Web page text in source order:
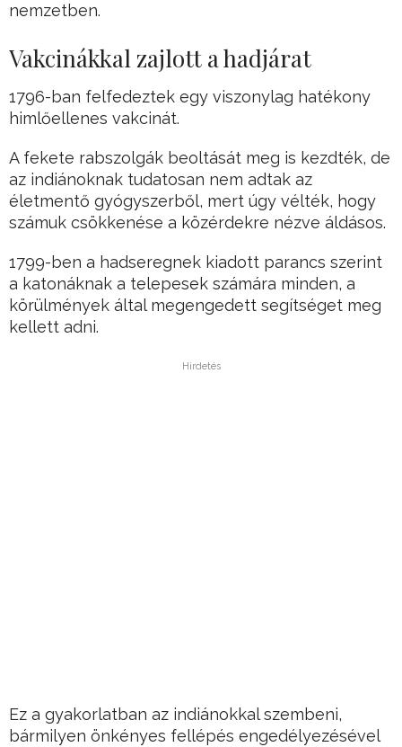
nemzetben.
Vakcinákkal zajlott a hadjárat
1796-ban felfedeztek egy viszonylag hatékony
himlőellenes vakcinát.
A fekete rabszolgák beoltását meg is kezdték, de
az indiánoknak tudatosan nem adtak az
életmentő gyógyszerből, mert úgy vélték, hogy
számuk csökkenése a közérdekre nézve áldásos.
1799-ben a hadseregnek kiadott parancs szerint
a katonáknak a telepesek számára minden, a
körülmények által megengedett segítséget meg
kellett adni.
Hirdetés
Ez a gyakorlatban az indiánokkal szembeni,
bármilyen önkényes fellépés engedélyezésével